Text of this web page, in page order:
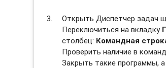
Открыть Диспетчер задач
Переключиться на вкладку
столбец: Командная
Проверить наличие в
Закрыть такие программы,